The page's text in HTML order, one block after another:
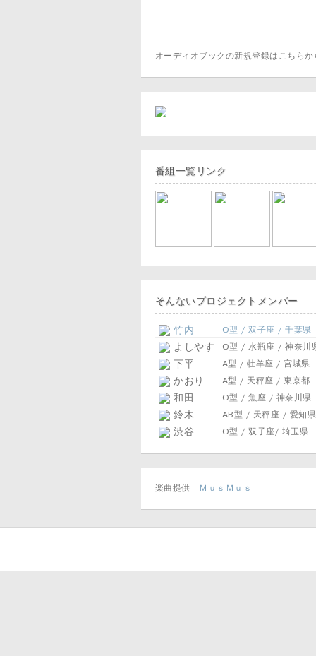
オーディオブックの新規登録はこちら
番組一覧リンク
そんないプロジェクトメンバー
竹内 O型 / 双子座 / 千葉県
よしやす O型 / 水瓶座 / 神奈川
下平 A型 / 牡羊座 / 宮城県
かおり A型 / 天秤座 / 東京都
和田 O型 / 魚座 / 神奈川県
鈴木 AB型 / 天秤座 / 愛知県
渋谷 O型 / 双子座/ 埼玉県
楽曲提供 ＭｕｓＭｕｓ